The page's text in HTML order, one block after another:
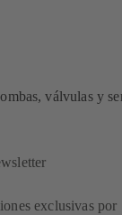
válvulas y
exclusivas por